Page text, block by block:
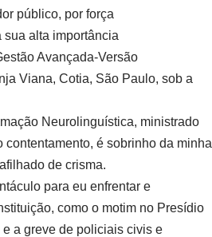
público, por força
alta importância
Avançada-Versão
Viana, Cotia, São Paulo, sob a
Neurolinguística, ministrado
é sobrinho da minha
de crisma.
para eu enfrentar e
como o motim no Presídio
a greve de policiais civis e